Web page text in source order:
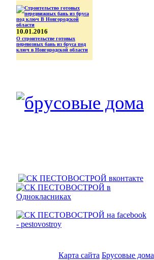
10.01.2016
О строительстве готовых
перевозных бань из бруса под
ключ в Новгородской области
Карта сайта Брусовые дома